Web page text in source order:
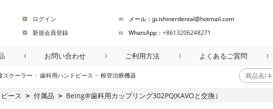
ログイン
新規会員登録
メール：jp.ishinerdental@hotmail.com
WhatsApp： +8613206248271
お問い合わせ ご利用方法 よくあるご質問
スケーラー · 歯科用ハンドピース · 根管治療機器商品検索
ース > 付属品 > Being®歯科用カップリング302PQ(KAVOと交換）